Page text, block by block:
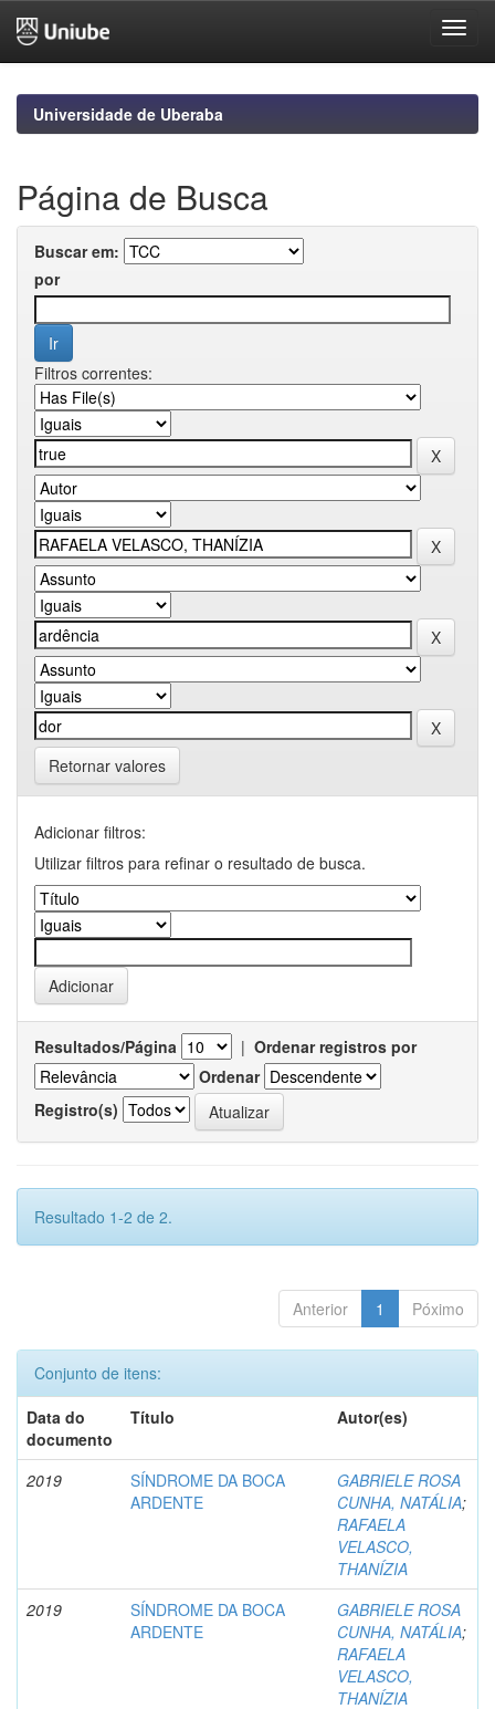
navigationUniversidade de Uberaba
Página de Busca
Buscar em:
por
Filtros correntes:
Retornar valores
Adicionar filtros:
Utilizar filtros para refinar o resultado de busca.
Resultados/Página | Ordenar registros por
Ordenar
Registro(s)
Resultado 1-2 de 2.
Anterior 1 Póximo
Conjunto de itens:
Data do
documento
Título Autor(es)
2019
SÍNDROME DA BOCA
ARDENTE
GABRIELE ROSA
CUNHA, NATÁLIA;
RAFAELA
VELASCO,
THANÍZIA
2019
SÍNDROME DA BOCA
ARDENTE
GABRIELE ROSA
CUNHA, NATÁLIA;
RAFAELA
VELASCO,
THANÍZIA